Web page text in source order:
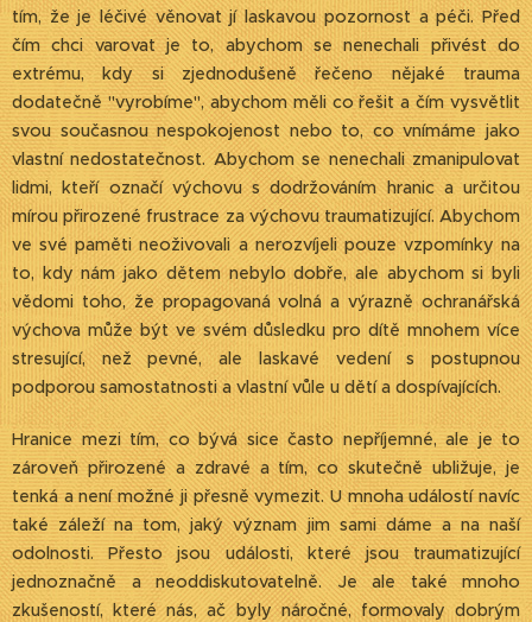
tím, že je léčivé věnovat jí laskavou pozornost a péči. Před
čím chci varovat je to, abychom se nenechali přivést do
extrému, kdy si zjednodušeně řečeno nějaké trauma
dodatečně "vyrobíme", abychom měli co řešit a čím vysvětlit
svou současnou nespokojenost nebo to, co vnímáme jako
vlastní nedostatečnost. Abychom se nenechali zmanipulovat
lidmi, kteří označí výchovu s dodržováním hranic a určitou
mírou přirozené frustrace za výchovu traumatizující. Abychom
ve své paměti neoživovali a nerozvíjeli pouze vzpomínky na
to, kdy nám jako dětem nebylo dobře, ale abychom si byli
vědomi toho, že propagovaná volná a výrazně ochranářská
výchova může být ve svém důsledku pro dítě mnohem více
stresující, než pevné, ale laskavé vedení s postupnou
podporou samostatnosti a vlastní vůle u dětí a dospívajících.
Hranice mezi tím, co bývá sice často nepříjemné, ale je to
zároveň přirozené a zdravé a tím, co skutečně ubližuje, je
tenká a není možné ji přesně vymezit. U mnoha událostí navíc
také záleží na tom, jaký význam jim sami dáme a na naší
odolnosti. Přesto jsou události, které jsou traumatizující
jednoznačně a neoddiskutovatelně. Je ale také mnoho
zkušeností, které nás, ač byly náročné, formovaly dobrým